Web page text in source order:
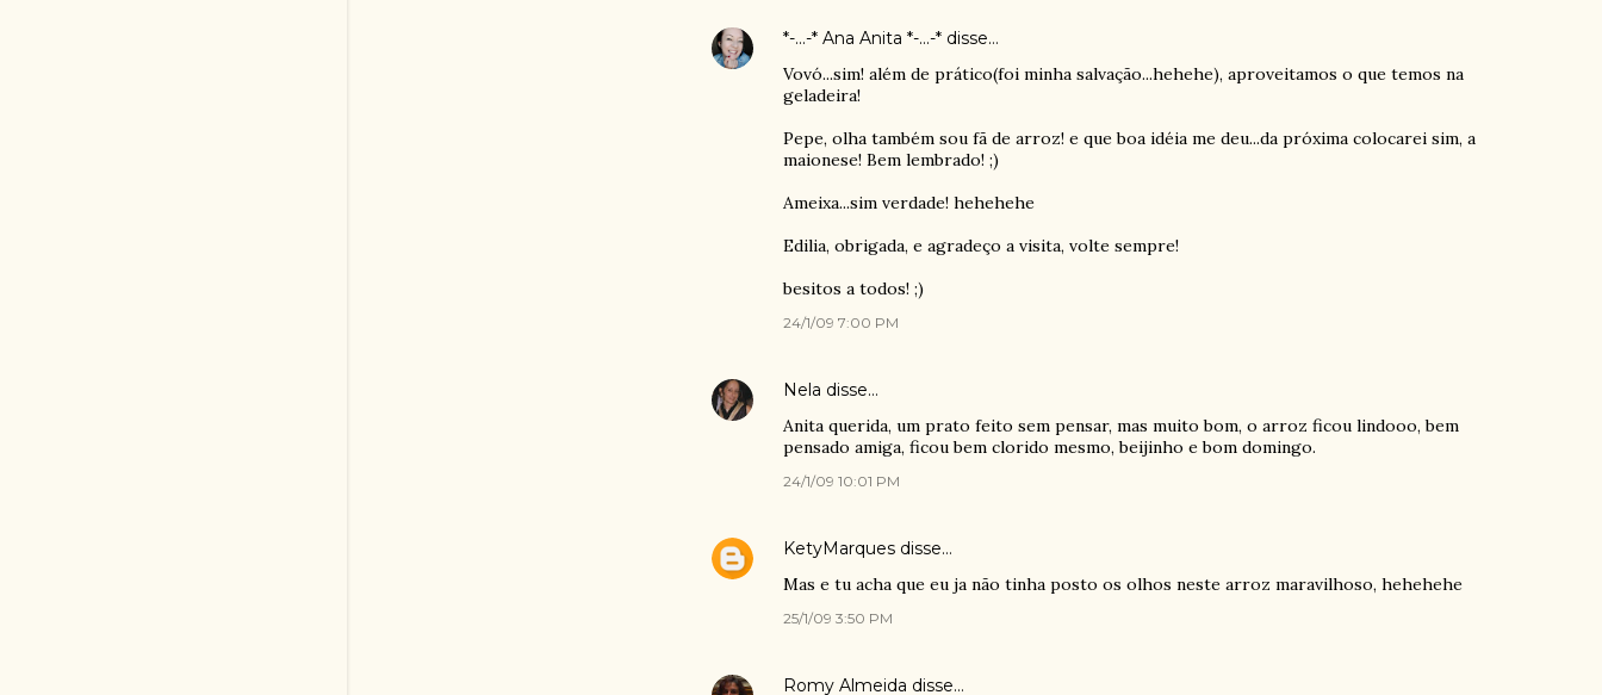
*-...-* Ana Anita *-...-*disse…
Vovó...sim! além de prático(foi minha salvação...hehehe), aproveitamos o que temos na
geladeira!
Pepe, olha também sou fã de arroz! e que boa idéia me deu...da próxima colocarei sim, a
maionese! Bem lembrado! ;)
Ameixa...sim verdade! hehehehe
Edilia, obrigada, e agradeço a visita, volte sempre!
besitos a todos! ;)
24/1/09 7:00 PM
Nela disse…
Anita querida, um prato feito sem pensar, mas muito bom, o arroz ficou lindooo, bem
pensado amiga, ficou bem clorido mesmo, beijinho e bom domingo.
24/1/09 10:01 PM
KetyMarquesdisse…
Mas e tu acha que eu ja não tinha posto os olhos neste arroz maravilhoso, hehehehe
25/1/09 3:50 PM
Romy Almeida disse…